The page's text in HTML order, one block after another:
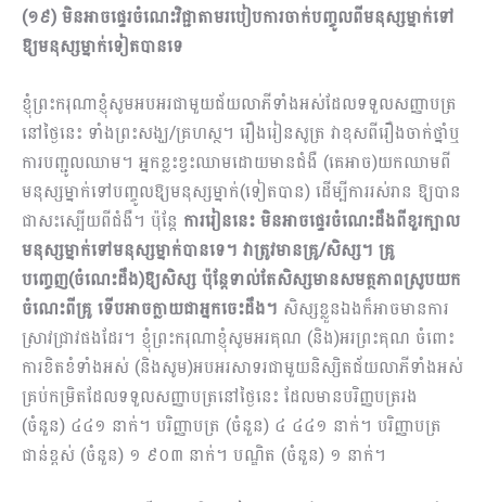
(១៩) មិនអាចផ្ទេរចំណេះវិជ្ជាតាមរបៀបការចាក់បញ្ចូលពីមនុស្សម្នាក់ទៅ
ឱ្យមនុស្សម្នាក់ទៀតបានទេ
ខ្ញុំព្រះករុណាខ្ញុំសូមអបអរជាមួយជ័យលាភីទាំងអស់ដែលទទួលសញ្ញាបត្រ
នៅថ្ងៃនេះ ទាំងព្រះសង្ឃ/គ្រហស្ថ។ រឿងរៀនសូត្រ វាខុសពីរឿងចាក់ថ្នាំឬ
ការបញ្ជូលឈាម។ អ្នកខ្លះខ្វះឈាមដោយមានជំងឺ (គេអាច)យកឈាមពី
មនុស្សម្នាក់ទៅបញ្ចូលឱ្យមនុស្សម្នាក់(ទៀតបាន) ដើម្បីការរស់រាន ឱ្យបាន
ជាសះស្បើយពីជំងឺ។ ប៉ុន្ដែ ការរៀន​នេះ មិនអាចផ្ទេរចំណេះដឹងពីខួរក្បាល
មនុស្សម្នាក់ទៅមនុស្សម្នាក់បានទេ។ វាត្រូវមានគ្រូ/សិស្ស។ គ្រូ
បញ្ចេញ(ចំណេះដឹង)ឱ្យសិស្ស ប៉ុន្ដែទាល់តែសិស្សមានសមត្ថភាពស្រូបយក
ចំណេះពីគ្រូ ទើបអាចក្លាយជាអ្នកចេះដឹង។ សិស្សខ្លួនឯងក៏អាចមានការ
ស្រាវជ្រាវផងដែរ។ ខ្ញុំព្រះករុណាខ្ញុំសូមអរគុណ (និង)អរព្រះគុណ ចំពោះ
ការខិតខំទាំងអស់ (និងសូម)អបអរសាទរជាមួយនិស្សិតជ័យលាភីទាំងអស់
គ្រប់កម្រិតដែលទទួលសញ្ញា​បត្រនៅថ្ងៃនេះ ដែលមានបរិញ្ញបត្ររង
(ចំនួន) ៤៤១ នាក់។ បរិញ្ញាបត្រ (ចំនួន) ៤ ៤៤១ នាក់។ បរិញ្ញាបត្រ
ជាន់ខ្ពស់ (ចំនួន) ១ ៩០៣ នាក់។ បណ្ឌិត (ចំនួន) ១ នាក់។